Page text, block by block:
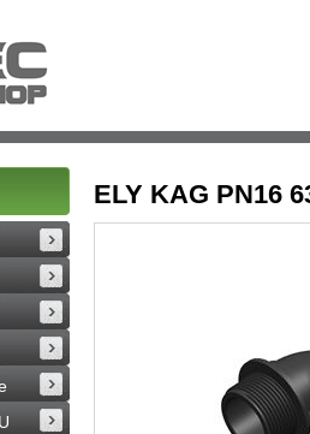
ELY KAG PN16